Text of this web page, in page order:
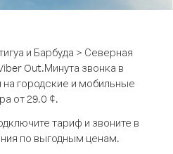
и Барбуда > Северная
Out.Минута звонка в
городские и мобильные
от 29.0 ¢.
тариф и звоните в
по выгодным ценам.